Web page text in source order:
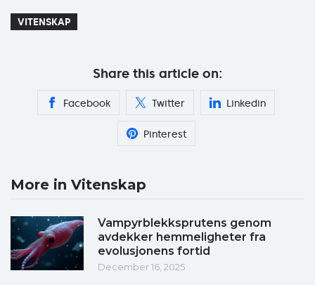
VITENSKAP
Share this article on:
Facebook Twitter Linkedin
Pinterest
More in Vitenskap
Vampyrblekksprutens genom
avdekker hemmeligheter fra
evolusjonens fortid
December 16, 2025